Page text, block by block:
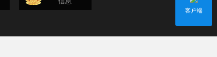
客户端